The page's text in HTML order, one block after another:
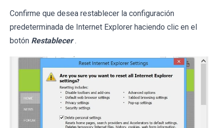
Confirme que desea restablecer la configuración
predeterminada de Internet Explorer haciendo clic en el
botón Restablecer .